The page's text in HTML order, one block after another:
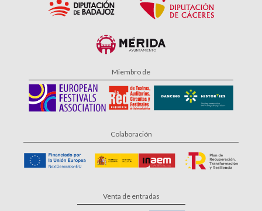
Miembro de
Colaboración
Venta de entradas